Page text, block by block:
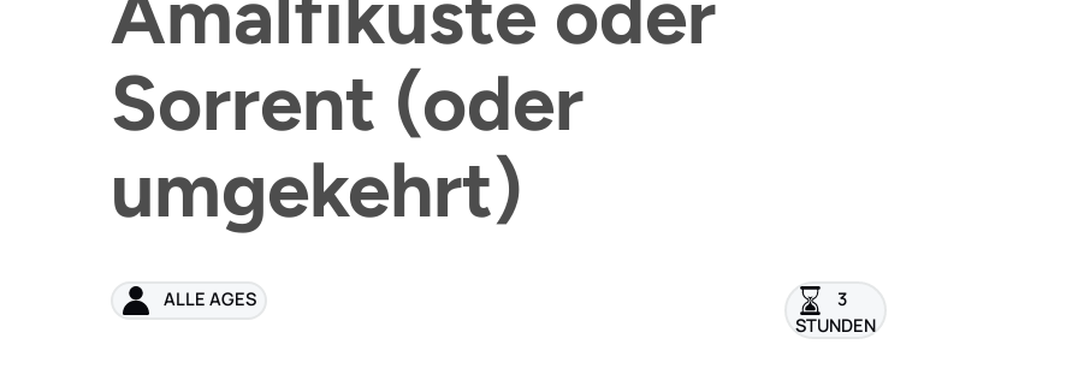
Sorrent (oder
umgekehrt)
ALLE AGES
3
STUNDEN